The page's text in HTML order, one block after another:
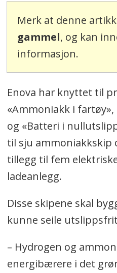
Merk at denne
gammel, og kan
informasjon.
Enova har knyttet til
«Ammoniakk i
og «Batteri i
til sju ammoniakkskip
tillegg til fem
ladeanlegg.
Disse skipene skal
kunne seile
– Hydrogen og
energibærere i det